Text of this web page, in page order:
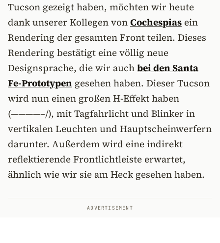
Tucson gezeigt haben, möchten wir heute
dank unserer Kollegen vonCochespias ein
Rendering der gesamten Front teilen. Dieses
Rendering bestätigt eine völlig neue
Designsprache, die wir auchbei den Santa
Fe-Prototypen gesehen haben. Dieser Tucson
wird nun einen großen H-Effekt haben
(————–/), mit Tagfahrlicht und Blinker in
vertikalen Leuchten und Hauptscheinwerfern
darunter. Außerdem wird eine indirekt
reflektierende Frontlichtleiste erwartet,
ähnlich wie wir sie am Heck gesehen haben.
ADVERTISEMENT